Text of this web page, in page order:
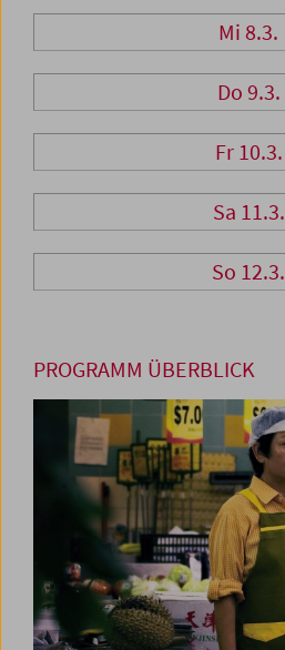
Mi 8.3.
Do 9.3.
Fr 10.3.
Sa 11.3.
So 12.3.
PROGRAMM ÜBERBLICK